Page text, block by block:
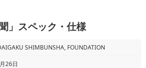
」スペック・仕様
SHIMBUNSHA, FOUNDATION
26日